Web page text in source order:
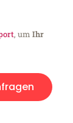
, um Ihr